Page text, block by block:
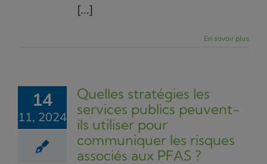
[...]
En savoir plus
14
11, 2024
Quelles stratégies les
services publics peuvent-
ils utiliser pour
communiquer les risques
associés aux PFAS ?